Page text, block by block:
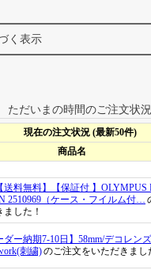
く表示
ただいまの時間のご注文状況